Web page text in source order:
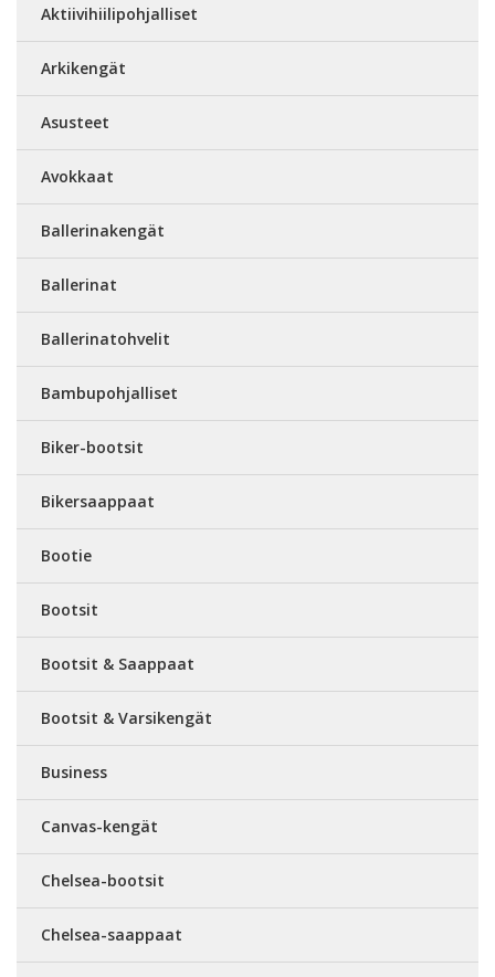
Aktiivihiilipohjalliset
Arkikengät
Asusteet
Avokkaat
Ballerinakengät
Ballerinat
Ballerinatohvelit
Bambupohjalliset
Biker-bootsit
Bikersaappaat
Bootie
Bootsit
Bootsit & Saappaat
Bootsit & Varsikengät
Business
Canvas-kengät
Chelsea-bootsit
Chelsea-saappaat